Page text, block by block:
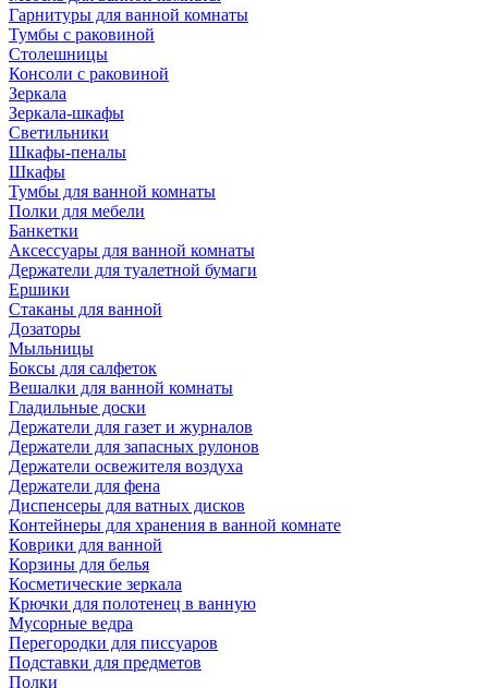
Гарнитуры для ванной комнаты
Тумбы с раковиной
Столешницы
Консоли с раковиной
Зеркала
Зеркала-шкафы
Светильники
Шкафы-пеналы
Шкафы
Тумбы для ванной комнаты
Полки для мебели
Банкетки
Аксессуары для ванной комнаты
Держатели для туалетной бумаги
Ершики
Стаканы для ванной
Дозаторы
Мыльницы
Боксы для салфеток
Вешалки для ванной комнаты
Гладильные доски
Держатели для газет и журналов
Держатели для запасных рулонов
Держатели освежителя воздуха
Держатели для фена
Диспенсеры для ватных дисков
Контейнеры для хранения в ванной комнате
Коврики для ванной
Корзины для белья
Косметические зеркала
Крючки для полотенец в ванную
Мусорные ведра
Перегородки для писсуаров
Подставки для предметов
Полки